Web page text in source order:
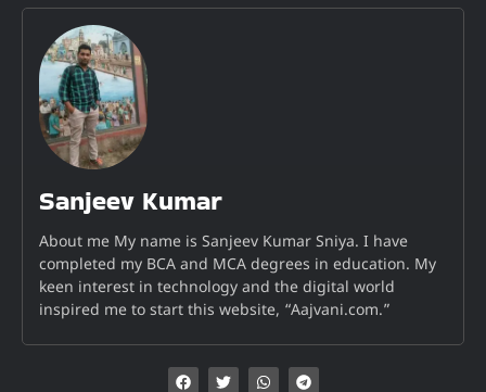
Sanjeev Kumar
About me My name is Sanjeev Kumar Sniya. I have
completed my BCA and MCA degrees in education. My
keen interest in technology and the digital world
inspired me to start this website, “Aajvani.com.”